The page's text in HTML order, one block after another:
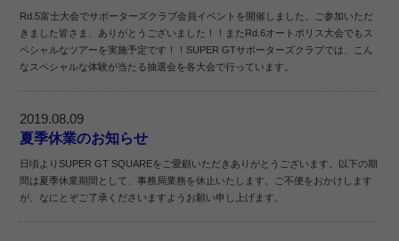
Rd.5富士大会でサポーターズクラブ会員イベントを開催しました。ご参加いただ
きました皆さま、ありがとうございました！！またRd.6オートポリス大会でもス
ペシャルなツアーを実施予定です！！SUPER GTサポーターズクラブでは、こん
なスペシャルな体験が当たる抽選会を各大会で行っています。
2019.08.09
夏季休業のお知らせ
日頃よりSUPER GT SQUAREをご愛顧いただきありがとうございます。以下の期
間は夏季休業期間として、事務局業務を休止いたします。ご不便をおかけします
が、なにとぞご了承くださいますようお願い申し上げます。